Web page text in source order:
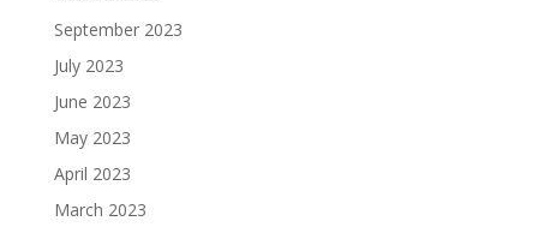
September 2023
July 2023
June 2023
May 2023
April 2023
March 2023